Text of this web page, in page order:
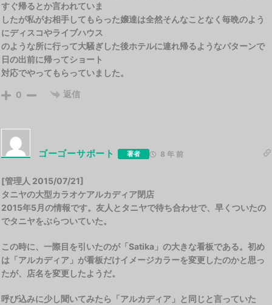
すぐ帰るとか言われていま
したが私がお相手してもらった嬢達は全然そんなことなく毎晩のよう
にディスコやライブハウス
のような所に行って大騒ぎした後ホテルに連れ帰るようなパターンで
日の出前に帰ってショート
対応でやってもらっていました。
0 返信
ゴーゴーサポート 著者 8 年 前
[管理人 2015/07/21]
タニヤの大型カラオケアルカディア閉店
2015年5月の情報です。友人とタニヤで待ち合わせで、早くついたの
でタニヤをぶらついていた。
この時に、一際目を引いたのが「Satika」の大きな看板である。初め
は「アルカディア」が看板だけイメージカラーを変更したのかと思っ
たが、店名を変更したようだ。
呼び込みに少し聞いてみたら「アルカディア」と同じと言っていた